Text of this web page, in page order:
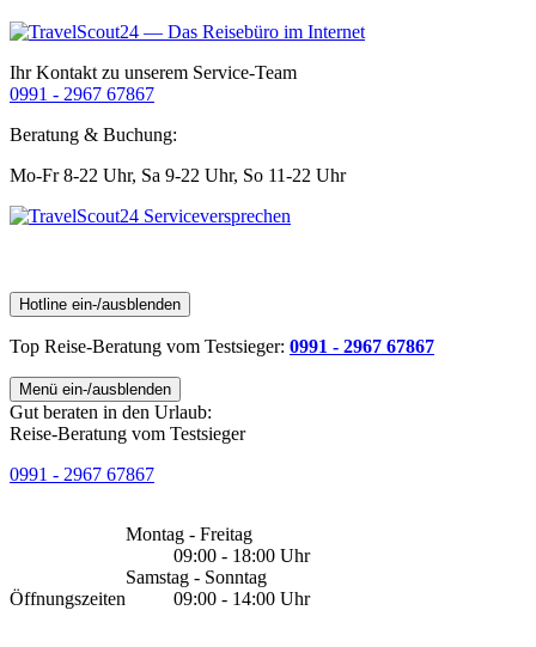
Ihr Kontakt zu unserem Service-Team
0991 - 2967 67867
Beratung & Buchung:
Mo-Fr 8-22 Uhr, Sa 9-22 Uhr, So 11-22 Uhr
Hotline ein-/ausblenden
Top Reise-Beratung vom Testsieger: 0991 - 2967 67867
Menü ein-/ausblenden
Gut beraten in den Urlaub:
Reise-Beratung vom Testsieger
0991 - 2967 67867
Öffnungszeiten
Montag - Freitag
09:00 - 18:00 Uhr
Samstag - Sonntag
09:00 - 14:00 Uhr